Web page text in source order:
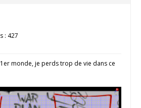
: 427
1er monde, je perds trop de vie dans ce